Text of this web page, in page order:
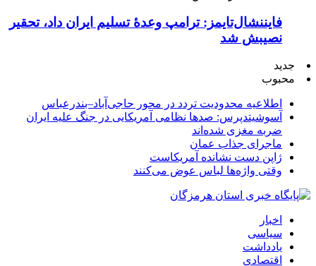
فایننشال‌تایمز: ترامپ وعدۀ تسلیم ایران داد، تحقیر
نصیبش شد
جدید
محبوب
اطلاعیه محدودیت تردد در محور حاجی‌آباد–بندرعباس
آسوشیتدپرس: صدها نظامی آمریکایی در جنگ علیه ایران
ضربه مغزی شده‌اند
ماجرای جذاب عمان
ژاپن دست نشانده آمریکاست
وقتی واژه‌ها لباس عوض می‌کنند
اخبار
سیاسی
یادداشت
اقتصادی